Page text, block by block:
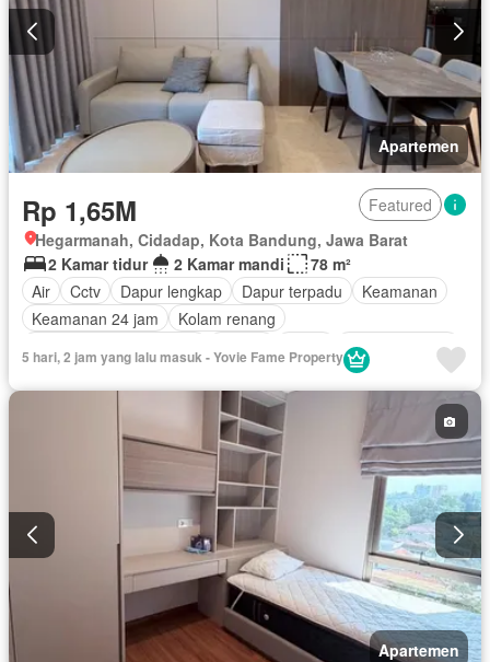
Apartemen
Rp 1,65M
Featured
Hegarmanah, Cidadap, Kota Bandung, Jawa Barat
2 Kamar tidur
2 Kamar mandi
78 m²
Air
Cctv Dapur lengkap Dapur terpadu
Keamanan
Keamanan 24 jam
Kolam renang
Secure parking
Pemandangan panorama
Rumah jaga
Garasi
5 hari, 2 jam yang lalu masuk - Yovie Fame Property
Apartemen